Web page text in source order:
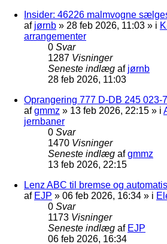
Insider: 46226 malmvogne
af jørnb » 28 feb 2026, 11:03 » i
arrangementer
0 Svar
1287 Visninger
Seneste indlæg af jørnb
28 feb 2026, 11:03
Oprangering 777 D-DB 245 023-
afgmmz » 13 feb 2026, 22:15 » i
jernbaner
0 Svar
1470 Visninger
Seneste indlæg afgmmz
13 feb 2026, 22:15
Lenz ABC til bremse og
af EJP » 06 feb 2026, 16:34 » i
0 Svar
1173 Visninger
Seneste indlæg af EJP
06 feb 2026, 16:34